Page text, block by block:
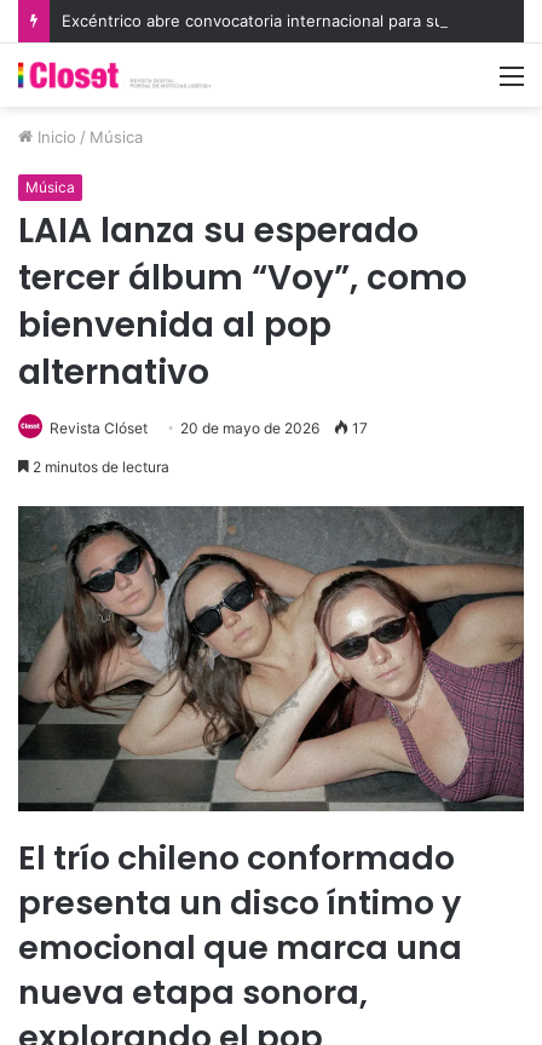
Inicio / Música
Música
LAIA lanza su esperado
tercer álbum “Voy”, como
bienvenida al pop
alternativo
Revista Clóset 20 de mayo de 2026 17
2 minutos de lectura
El trío chileno conformado
presenta un disco íntimo y
emocional que marca una
nueva etapa sonora,